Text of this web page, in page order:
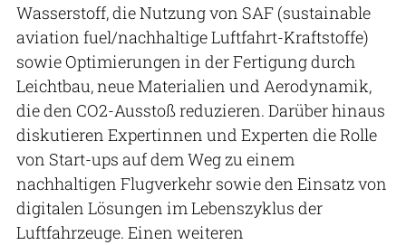
Wasserstoff, die Nutzung von SAF (sustainable
aviation fuel/nachhaltige Luftfahrt-Kraftstoffe)
sowie Optimierungen in der Fertigung durch
Leichtbau, neue Materialien und Aerodynamik,
die den CO2-Ausstoß reduzieren. Darüber hinaus
diskutieren Expertinnen und Experten die Rolle
von Start-ups auf dem Weg zu einem
nachhaltigen Flugverkehr sowie den Einsatz von
digitalen Lösungen im Lebenszyklus der
Luftfahrzeuge. Einen weiteren